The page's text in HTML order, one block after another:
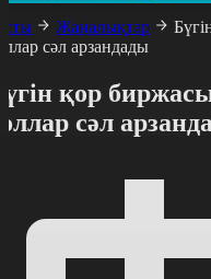
Жаңалықтар
сәл арзандады
қор
сәл